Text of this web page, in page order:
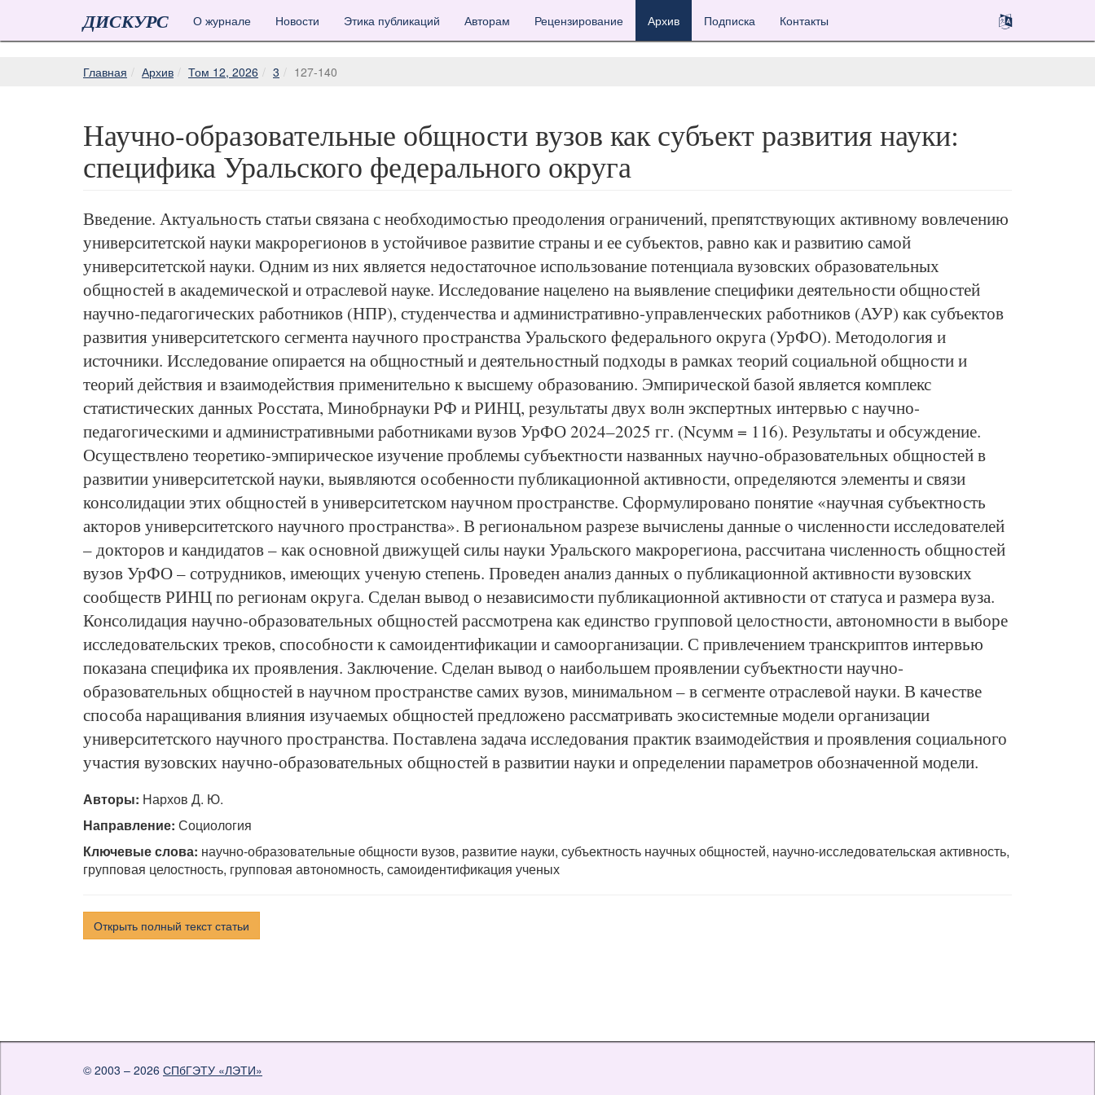
ДИСКУРС О журнале Новости Этика публикаций Авторам Рецензирование Архив Подписка Контакты
Главная Архив Том 12, 2026 3 127-140
Научно-образовательные общности вузов как субъект развития науки:
специфика Уральского федерального округа
Введение. Актуальность статьи связана с необходимостью преодоления ограничений, препятствующих активному вовлечению
университетской науки макрорегионов в устойчивое развитие страны и ее субъектов, равно как и развитию самой
университетской науки. Одним из них является недостаточное использование потенциала вузовских образовательных
общностей в академической и отраслевой науке. Исследование нацелено на выявление специфики деятельности общностей
научно-педагогических работников (НПР), студенчества и административно-управленческих работников (АУР) как субъектов
развития университетского сегмента научного пространства Уральского федерального округа (УрФО). Методология и
источники. Исследование опирается на общностный и деятельностный подходы в рамках теорий социальной общности и
теорий действия и взаимодействия применительно к высшему образованию. Эмпирической базой является комплекс
статистических данных Росстата, Минобрнауки РФ и РИНЦ, результаты двух волн экспертных интервью с научно-
педагогическими и административными работниками вузов УрФО 2024–2025 гг. (Nсумм = 116). Результаты и обсуждение.
Осуществлено теоретико-эмпирическое изучение проблемы субъектности названных научно-образовательных общностей в
развитии университетской науки, выявляются особенности публикационной активности, определяются элементы и связи
консолидации этих общностей в университетском научном пространстве. Сформулировано понятие «научная субъектность
акторов университетского научного пространства». В региональном разрезе вычислены данные о численности исследователей
– докторов и кандидатов – как основной движущей силы науки Уральского макрорегиона, рассчитана численность общностей
вузов УрФО – сотрудников, имеющих ученую степень. Проведен анализ данных о публикационной активности вузовских
сообществ РИНЦ по регионам округа. Сделан вывод о независимости публикационной активности от статуса и размера вуза.
Консолидация научно-образовательных общностей рассмотрена как единство групповой целостности, автономности в выборе
исследовательских треков, способности к самоидентификации и самоорганизации. С привлечением транскриптов интервью
показана специфика их проявления. Заключение. Сделан вывод о наибольшем проявлении субъектности научно-
образовательных общностей в научном пространстве самих вузов, минимальном – в сегменте отраслевой науки. В качестве
способа наращивания влияния изучаемых общностей предложено рассматривать экосистемные модели организации
университетского научного пространства. Поставлена задача исследования практик взаимодействия и проявления социального
участия вузовских научно-образовательных общностей в развитии науки и определении параметров обозначенной модели.
Авторы: Нархов Д. Ю.
Направление: Социология
Ключевые слова: научно-образовательные общности вузов, развитие науки, субъектность научных общностей, научно-исследовательская активность,
групповая целостность, групповая автономность, самоидентификация ученых
Открыть полный текст статьи
© 2003 – 2026 СПбГЭТУ «ЛЭТИ»